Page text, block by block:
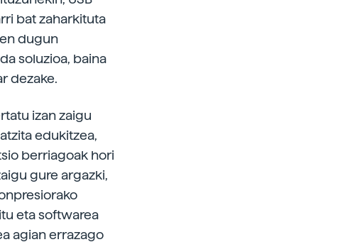
bat zaharkituta
dugun
soluzioa, baina
dezake.
izan zaigu
edukitzea,
berriagoak hori
gure argazki,
eta softwarea
agian errazago